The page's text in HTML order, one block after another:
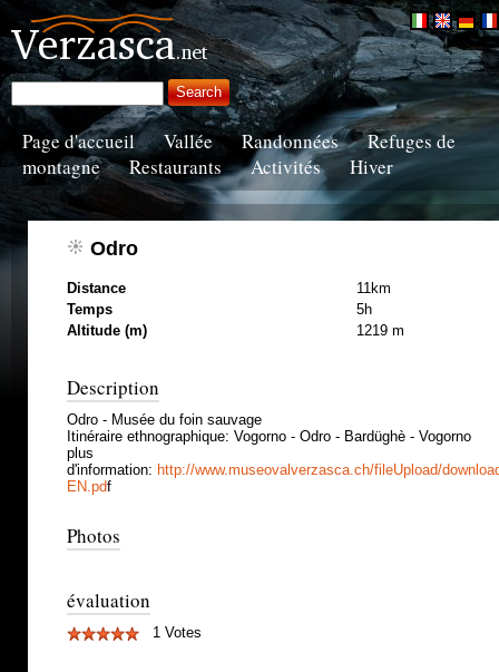
Page d'accueil Vallée Randonnées
Refuges de
montagne
Restaurants Activités Hiver
Odro
Distance
11km
Temps
5h
Altitude (m)
1219 m
Description
Odro - Musée du foin sauvage
Itinéraire ethnographique: Vogorno - Odro - Bardüghè - Vogorno
plus
d'information: http://www.museovalverzasca.ch/fileUpload/
EN.pdf
Photos
évaluation
1 Votes